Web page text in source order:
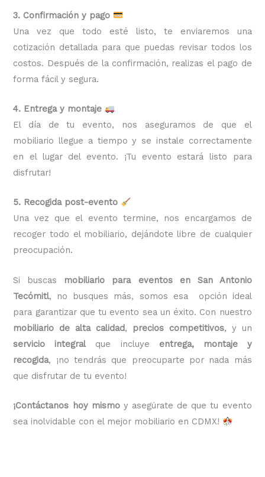
3. Confirmación y pago
Una vez que todo esté listo, te enviaremos una
cotización detallada para que puedas revisar todos los
costos. Después de la confirmación, realizas el pago de
forma fácil y segura.
4. Entrega y montaje
El día de tu evento, nos aseguramos de que el
mobiliario llegue a tiempo y se instale correctamente
en el lugar del evento. ¡Tu evento estará listo para
disfrutar!
5. Recogida post-evento
Una vez que el evento termine, nos encargamos de
recoger todo el mobiliario, dejándote libre de cualquier
preocupación.
Si buscas mobiliario para eventos en San Antonio
Tecómitl, no busques más, somos esa opción ideal
para garantizar que tu evento sea un éxito. Con nuestro
mobiliario de alta calidad, precios competitivos, y un
servicio integralque incluye entrega, montaje y
recogida, ¡no tendrás que preocuparte por nada más
que disfrutar de tu evento!
¡Contáctanos hoy mismoy asegúrate de que tu evento
sea inolvidable con el mejor mobiliario en CDMX!